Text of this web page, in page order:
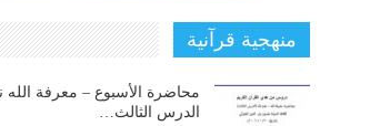
منهجية قرآنية
محاضرة الأسبوع – معرفة الله
الدرس الثالث…